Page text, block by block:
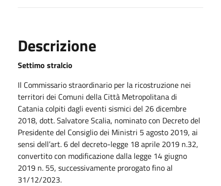
Descrizione
Settimo stralcio
Il Commissario straordinario per la ricostruzione nei
territori dei Comuni della Città Metropolitana di
Catania colpiti dagli eventi sismici del 26 dicembre
2018, dott. Salvatore Scalia, nominato con Decreto del
Presidente del Consiglio dei Ministri 5 agosto 2019, ai
sensi dell’art. 6 del decreto-legge 18 aprile 2019 n.32,
convertito con modificazione dalla legge 14 giugno
2019 n. 55, successivamente prorogato fino al
31/12/2023.